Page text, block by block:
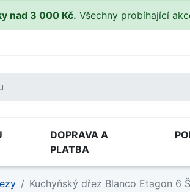
nad 3 000 Kč. Všechny probíhající
DOPRAVA A
PLATBA
Kuchyňský dřez Blanco Etagon 6